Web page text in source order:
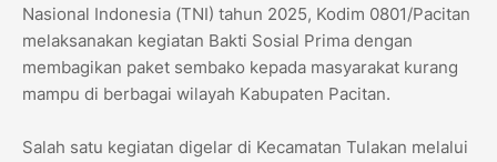
Nasional Indonesia (TNI) tahun 2025, Kodim 0801/Pacitan
melaksanakan kegiatan Bakti Sosial Prima dengan
membagikan paket sembako kepada masyarakat kurang
mampu di berbagai wilayah Kabupaten Pacitan.
Salah satu kegiatan digelar di Kecamatan Tulakan melalui